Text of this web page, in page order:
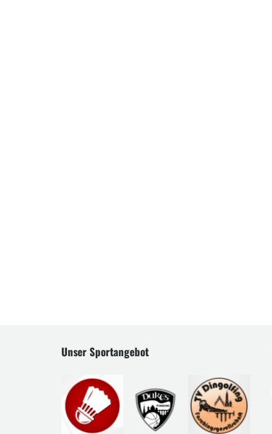
Unser Sportangebot